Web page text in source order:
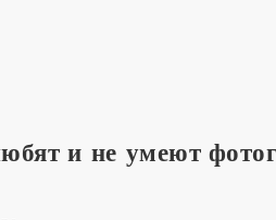
и не умеют